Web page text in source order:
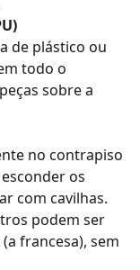
de plástico ou
todo o
sobre a
no contrapiso
os
com cavilhas.
podem ser
francesa), sem